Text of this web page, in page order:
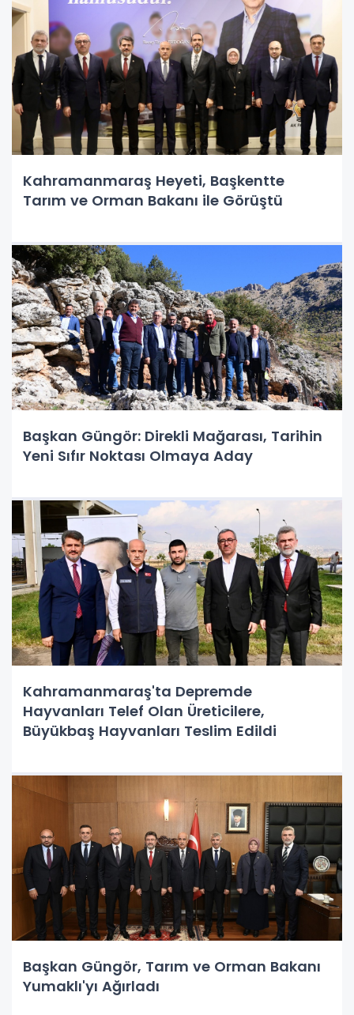
Kahramanmaraş Heyeti, Başkentte
Tarım ve Orman Bakanı ile Görüştü
Başkan Güngör: Direkli Mağarası, Tarihin
Yeni Sıfır Noktası Olmaya Aday
Kahramanmaraş'ta Depremde
Hayvanları Telef Olan Üreticilere,
Büyükbaş Hayvanları Teslim Edildi
Başkan Güngör, Tarım ve Orman Bakanı
Yumaklı'yı Ağırladı